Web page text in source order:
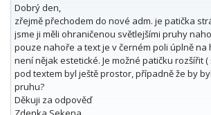
Dobrý den,
zřejmě přechodem do nové adm. je patička
jsme ji měli ohraničenou světlejšími pruhy
pouze nahoře a text je v černém poli úplně na
není nějak estetické. Je možné patičku rozšířit
pod textem byl ještě prostor, případně že by
pruhu?
Děkuji za odpověď